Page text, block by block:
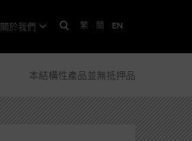
關於我們 繁 簡 EN
本結構性產品並無抵押品